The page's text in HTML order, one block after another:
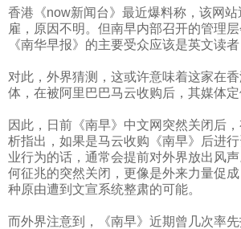
香港《now新闻台》最近爆料称，该网
雇，原因不明。但南早内部召开的管理层
《南华早报》的主要受众应该是英文读
对此，外界猜测，这或许意味着这家在
体，在被阿里巴巴马云收购后，其媒体定
因此，日前《南早》中文网突然关闭后
析指出，如果是马云收购《南早》后进
业行为的话，通常会提前对外界放出风
何征兆的突然关闭，更像是外来力量促
种原由遭到文宣系统整肃的可能。
而外界注意到，《南早》近期曾几次率